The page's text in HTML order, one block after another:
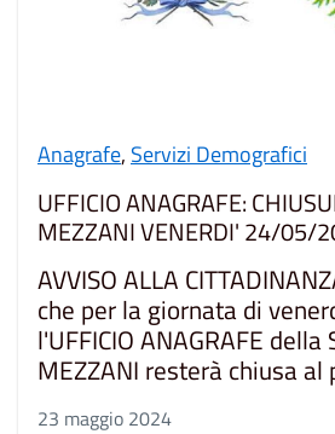
Anagrafe, Servizi Demografici
UFFICIO ANAGRAFE:
MEZZANI VENERDI' 24/05/
AVVISO ALLA
che per la giornata di
l'UFFICIO ANAGRAFE della
MEZZANI resterà chiusa al
23 maggio 2024